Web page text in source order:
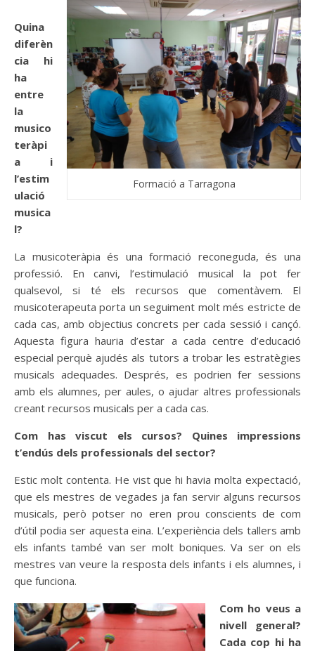
Formació a Tarragona
Quina
diferèn
cia hi
ha
entre
la
musico
teràpi
a i
l’estim
ulació
musica
l?
La musicoteràpia és una formació reconeguda, és una
professió. En canvi, l’estimulació musical la pot fer
qualsevol, si té els recursos que comentàvem. El
musicoterapeuta porta un seguiment molt més estricte de
cada cas, amb objectius concrets per cada sessió i cançó.
Aquesta figura hauria d’estar a cada centre d’educació
especial perquè ajudés als tutors a trobar les estratègies
musicals adequades. Després, es podrien fer sessions
amb els alumnes, per aules, o ajudar altres professionals
creant recursos musicals per a cada cas.
Com has viscut els cursos? Quines impressions
t’endús dels professionals del sector?
Estic molt contenta. He vist que hi havia molta expectació,
que els mestres de vegades ja fan servir alguns recursos
musicals, però potser no eren prou conscients de com
d’útil podia ser aquesta eina. L’experiència dels tallers amb
els infants també van ser molt boniques. Va ser on els
mestres van veure la resposta dels infants i els alumnes, i
que funciona.
Com ho veus a
nivell general?
Cada cop hi ha